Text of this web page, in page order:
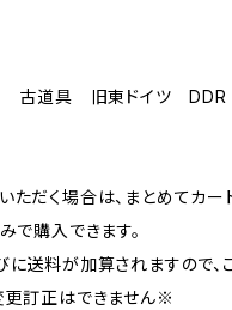
道具 旧東ドイツ DDR
ただく場合は、まとめてカ
で購入できます。
送料が加算されますので、
更訂正はできません※